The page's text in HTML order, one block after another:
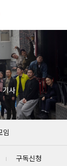
기사
임
구독신청